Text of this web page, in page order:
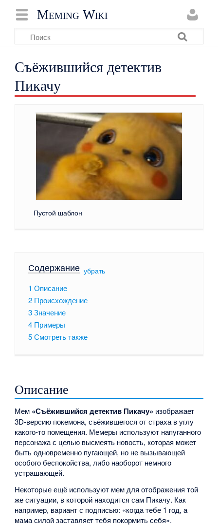
Meming Wiki
Съёжившийся детектив
Пикачу
Пустой шаблон
Содержание[ убрать]
1 Описание
2 Происхождение
3Значение
4 Примеры
5Смотреть также
Описание
Мем «Съёжившийся детектив Пикачу» изображает
3D-версию покемона, съёжившегося от страха в углу
какого-то помещения. Мемеры используют напуганного
персонажа с целью высмеять новость, которая может
быть одновременно пугающей, но не вызывающей
особого беспокойства, либо наоборот немного
устрашающей.
Некоторые ещё используют мем для отображения той
же ситуации, в которой находится сам Пикачу. Как
например, вариант с подписью: «когда тебе 1 год, а
мама силой заставляет тебя покормить себя».